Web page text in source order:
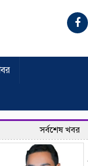
সর্বশেষ খবর